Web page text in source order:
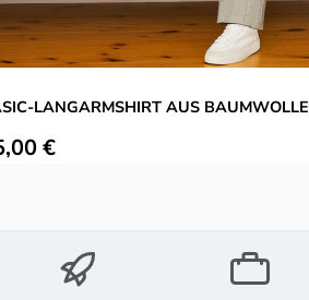
LANGARMSHIRT AUS BAUMWOLLE
Preis:
€